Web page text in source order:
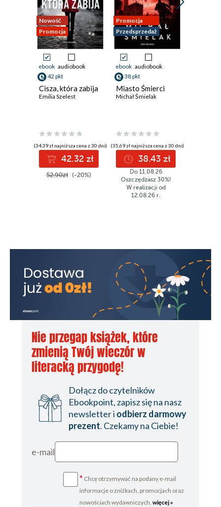
Nowość
Promocja
ebook audiobook
42 pkt
Cisza, która zabija
Emilia Szelest
(34,39 zł najniższa cena z 30 dni)
42.32 zł
52.90zł (-20%)
Promocja
Przedsprzedaż
ebook audiobook
38 pkt
Miasto Śmierci
Michał Śmielak
(35,69 zł najniższa cena z 30 dni)
38.43 zł
Do 11.08.26
Oszczędzasz 30%!
W realizacji od
12.08.26 r.
Nie przegap książek, które
zmienią Twój wieczór w
literacką przygodę!
Dołącz do czytelników
Ebookpoint, zapisz się na nasz
newsletter i odbierz darmowy
prezent. Czekamy na Ciebie!
e-mail
* Chcę otrzymywać na podany e-mail
informacje o zniżkach, promocjach oraz
nowościach wydawniczych. więcej »